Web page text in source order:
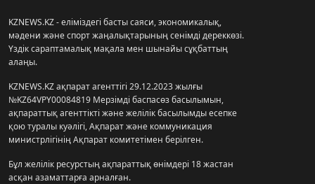
KZNEWS.KZ - еліміздегі басты саяси, экономикалық,
мәдени және спорт жаңалықтарының сенімді дереккөзі.
Үздік сараптамалық мақала мен шынайы сұқбаттың
алаңы.
KZNEWS.KZ ақпарат агенттігі 29.12.2023 жылғы
№KZ64VPY00084819 Мерзімді баспасөз басылымын,
ақпараттық агенттікті және желілік басылымды есепке
қою туралы куәлігі, Ақпарат және коммуникация
министрлігінің Ақпарат комитетімен берілген.
Бұл желілік ресурстың ақпараттық өнімдері 18 жастан
асқан азаматтарға арналған.